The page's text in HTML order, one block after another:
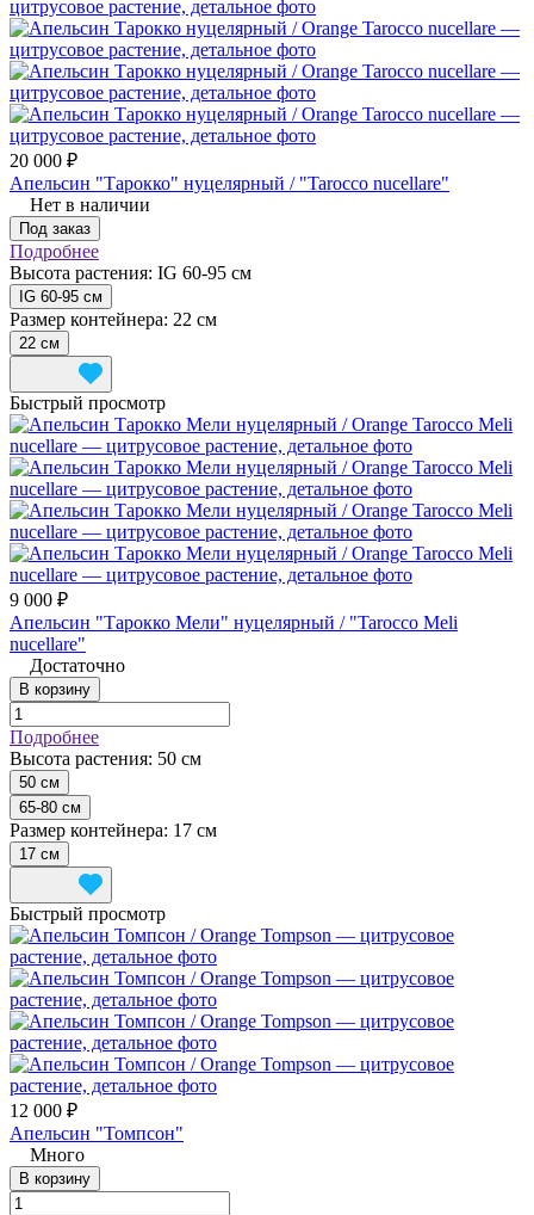
20 000 ₽
Апельсин "Тарокко" нуцелярный / "Tarocco nucellare"
Нет в наличии
Под заказ
Подробнее
Высота растения: IG 60-95 см
IG 60-95 см
Размер контейнера: 22 см
22 см
Быстрый просмотр
9 000 ₽
Апельсин "Тарокко Мели" нуцелярный / "Tarocco Meli
nucellare"
Достаточно
В корзину
Подробнее
Высота растения: 50 см
50 см
65-80 см
Размер контейнера: 17 см
17 см
Быстрый просмотр
12 000 ₽
Апельсин "Томпсон"
Много
В корзину